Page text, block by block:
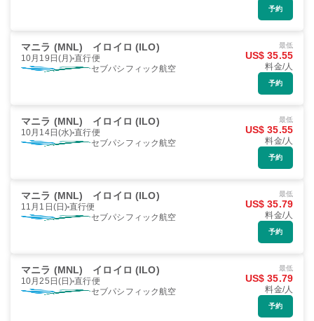
予約
マニラ (MNL) イロイロ (ILO)
10月19日(月) 直行便
セブパシフィック航空
最低
US$ 35.55
料金/人
予約
マニラ (MNL) イロイロ (ILO)
10月14日(水) 直行便
セブパシフィック航空
最低
US$ 35.55
料金/人
予約
マニラ (MNL) イロイロ (ILO)
11月1日(日) 直行便
セブパシフィック航空
最低
US$ 35.79
料金/人
予約
マニラ (MNL) イロイロ (ILO)
10月25日(日) 直行便
セブパシフィック航空
最低
US$ 35.79
料金/人
予約